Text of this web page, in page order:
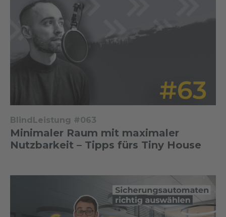
BlindLeistung #063
Minimaler Raum mit maximaler
Nutzbarkeit – Tipps fürs Tiny House